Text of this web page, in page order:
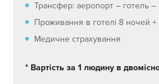
Трансфер: аеропорт – готель –
Проживання в готелі 8 ночей +
Медичне страхування
* Вартість за 1 людину в